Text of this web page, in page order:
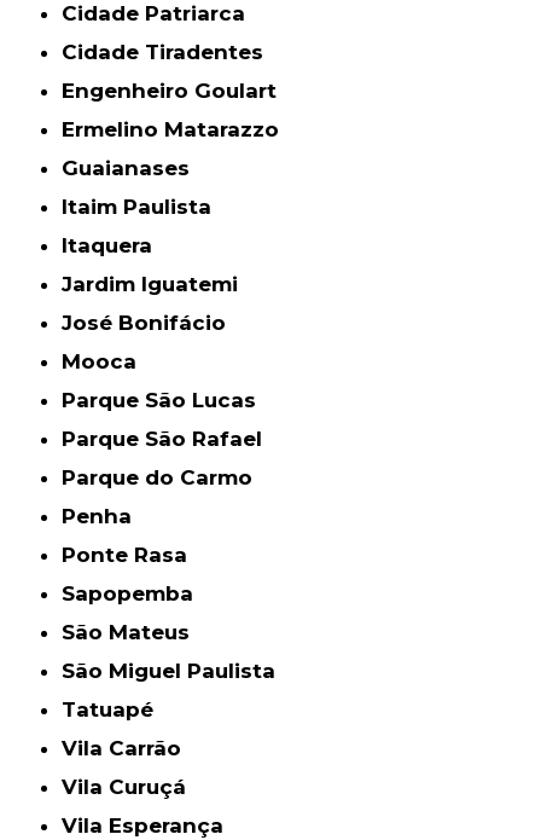
Cidade Patriarca
Cidade Tiradentes
Engenheiro Goulart
Ermelino Matarazzo
Guaianases
Itaim Paulista
Itaquera
Jardim Iguatemi
José Bonifácio
Mooca
Parque São Lucas
Parque São Rafael
Parque do Carmo
Penha
Ponte Rasa
Sapopemba
São Mateus
São Miguel Paulista
Tatuapé
Vila Carrão
Vila Curuçá
Vila Esperança